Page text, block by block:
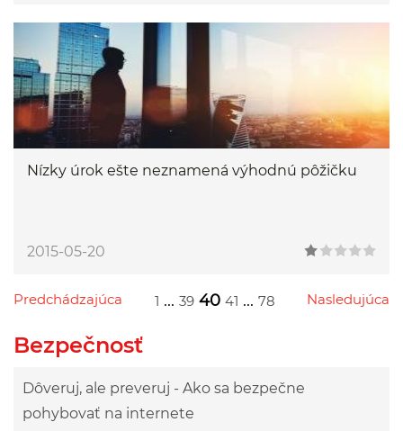
Nízky úrok ešte neznamená výhodnú pôžičku
2015-05-20
Predchádzajúca
Przejdź do poprzedniej strony 1 ... 39 40 41 ... 78 Nasledujúca
Przejdź do następnej strony
Bezpečnosť
Dôveruj, ale preveruj - Ako sa bezpečne
pohybovať na internete